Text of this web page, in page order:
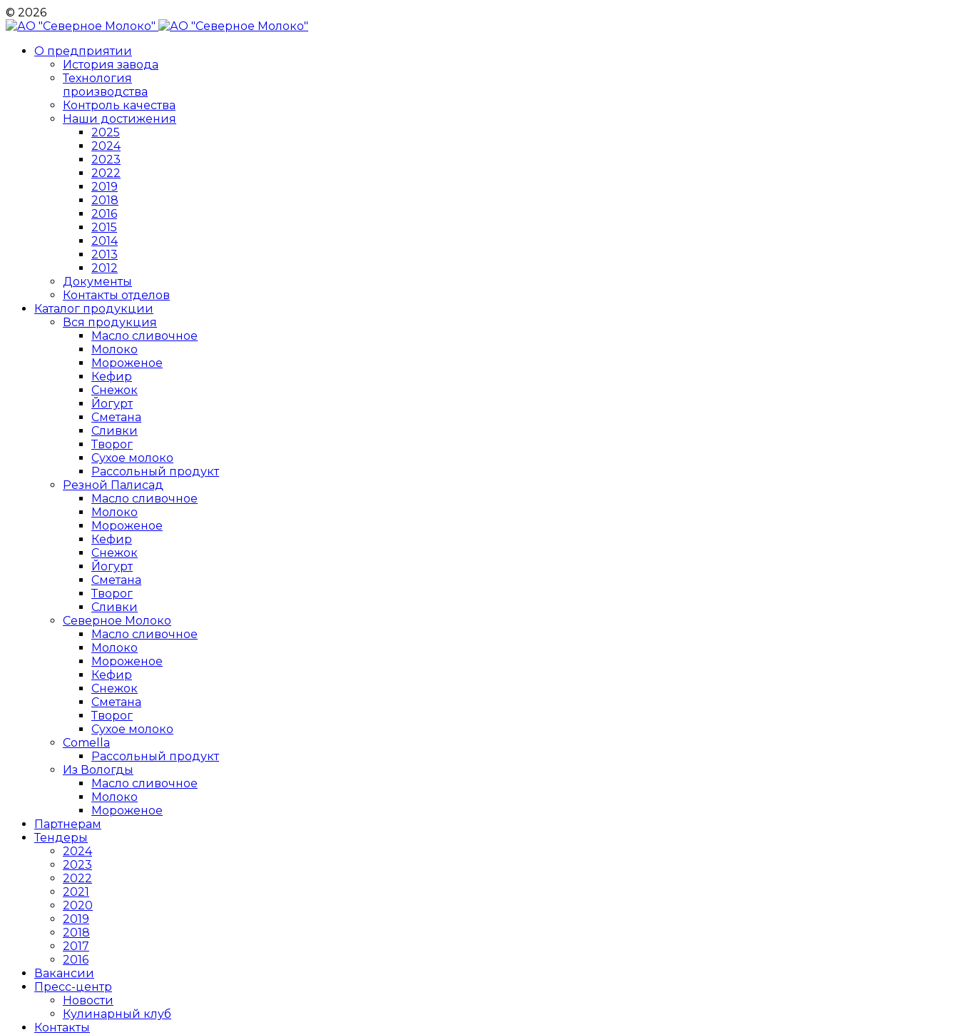
© 2026
О предприятии
История завода
Технология
производства
Контроль качества
Наши достижения
2025
2024
2023
2022
2019
2018
2016
2015
2014
2013
2012
Документы
Контакты отделов
Каталог продукции
Вся продукция
Масло сливочное
Молоко
Мороженое
Кефир
Снежок
Йогурт
Сметана
Сливки
Творог
Сухое молоко
Рассольный продукт
Резной Палисад
Масло сливочное
Молоко
Мороженое
Кефир
Снежок
Йогурт
Сметана
Творог
Сливки
Северное Молоко
Масло сливочное
Молоко
Мороженое
Кефир
Снежок
Сметана
Творог
Сухое молоко
Comеlla
Рассольный продукт
Из Вологды
Масло сливочное
Молоко
Мороженое
Партнерам
Тендеры
2024
2023
2022
2021
2020
2019
2018
2017
2016
Вакансии
Пресс-центр
Новости
Кулинарный клуб
Контакты